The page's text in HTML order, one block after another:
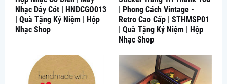
Nhạc Dây Cót | HNDCGO013
| Quà Tặng Kỷ Niệm | Hộp
Nhạc Shop
| Phong Cách Vintage -
Retro Cao Cấp | STHMSP01
| Quà Tặng Kỷ Niệm | Hộp
Nhạc Shop